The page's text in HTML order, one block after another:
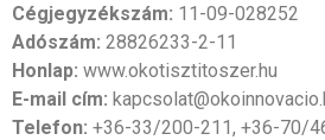
Cégjegyzékszám: 11-09-028252
Adószám: 28826233-2-11
Honlap: www.okotisztitoszer.hu
E-mail cím:
Telefon: +36-33/200-211, +36-70/